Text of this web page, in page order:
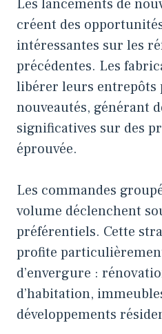
Les lancements de
créent des
intéressantes sur les
précédentes. Les
libérer leurs entrepôts
nouveautés, générant
significatives sur des
éprouvée.
Les commandes
volume déclenchent
préférentiels. Cette
profite
d’envergure :
d’habitation,
développements